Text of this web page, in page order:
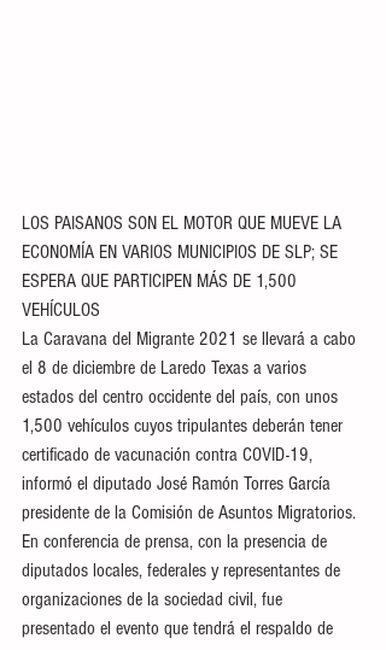
LOS PAISANOS SON EL MOTOR QUE MUEVE LA
ECONOMÍA EN VARIOS MUNICIPIOS DE SLP; SE
ESPERA QUE PARTICIPEN MÁS DE 1,500
VEHÍCULOS
La Caravana del Migrante 2021 se llevará a cabo
el 8 de diciembre de Laredo Texas a varios
estados del centro occidente del país, con unos
1,500 vehículos cuyos tripulantes deberán tener
certificado de vacunación contra COVID-19,
informó el diputado José Ramón Torres García
presidente de la Comisión de Asuntos Migratorios.
En conferencia de prensa, con la presencia de
diputados locales, federales y representantes de
organizaciones de la sociedad civil, fue
presentado el evento que tendrá el respaldo de